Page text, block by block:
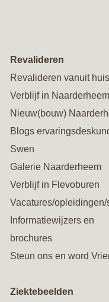
Revalideren
Revalideren vanuit huis
Verblijf in Naarderheem
Nieuw(bouw)
Blogs
Swen
Galerie Naarderheem
Verblijf in Flevoburen
Vacatures/opleidingen/
Informatiewijzers en
brochures
Steun ons en word
Ziektebeelden